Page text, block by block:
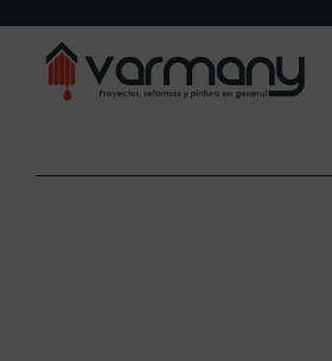
contenido